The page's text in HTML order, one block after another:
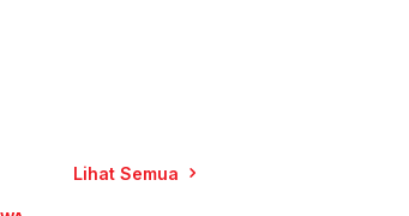
Lihat Semua